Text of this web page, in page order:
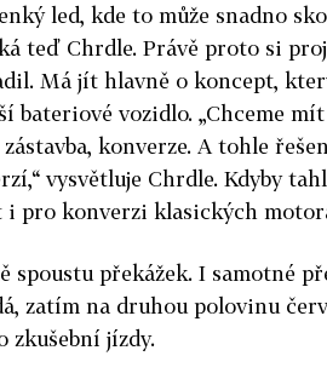
led, kde to může snadno
teď Chrdle. Právě proto si
Má jít hlavně o koncept,
bateriové vozidlo. „Chceme
konverze. A tohle
vysvětluje Chrdle. Kdyby
i pro konverzi klasických
spoustu překážek. I samotné
zatím na druhou polovinu
zkušební jízdy.